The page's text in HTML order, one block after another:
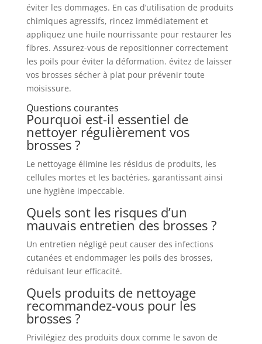
éviter les dommages. En cas d’utilisation de produits
chimiques agressifs, rincez immédiatement et
appliquez une huile nourrissante pour restaurer les
fibres. Assurez-vous de repositionner correctement
les poils pour éviter la déformation. évitez de laisser
vos brosses sécher à plat pour prévenir toute
moisissure.
Questions courantes
Pourquoi est-il essentiel de
nettoyer régulièrement vos
brosses ?
Le nettoyage élimine les résidus de produits, les
cellules mortes et les bactéries, garantissant ainsi
une hygiène impeccable.
Quels sont les risques d’un
mauvais entretien des brosses ?
Un entretien négligé peut causer des infections
cutanées et endommager les poils des brosses,
réduisant leur efficacité.
Quels produits de nettoyage
recommandez-vous pour les
brosses ?
Privilégiez des produits doux comme le savon de